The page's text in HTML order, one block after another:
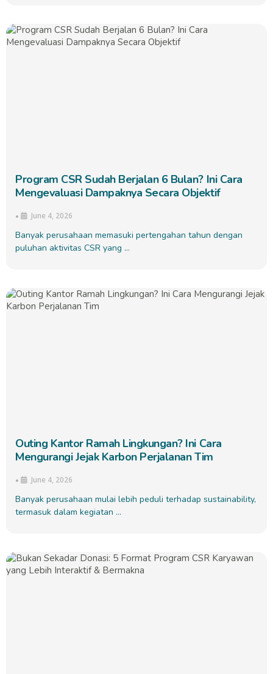
Program CSR Sudah Berjalan 6 Bulan? Ini Cara
Mengevaluasi Dampaknya Secara Objektif
• June 4, 2026
Banyak perusahaan memasuki pertengahan tahun dengan
puluhan aktivitas CSR yang …
Outing Kantor Ramah Lingkungan? Ini Cara
Mengurangi Jejak Karbon Perjalanan Tim
• June 4, 2026
Banyak perusahaan mulai lebih peduli terhadap sustainability,
termasuk dalam kegiatan …